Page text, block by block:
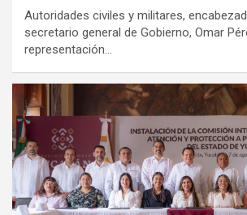
Autoridades civiles y militares,
secretario general de Gobierno, Omar
representación…